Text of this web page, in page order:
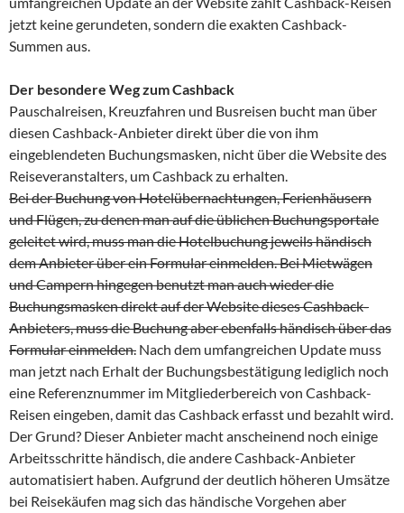
jetzt keine gerundeten, sondern die exakten Cashback-
Summen aus.
Der besondere Weg zum Cashback
Pauschalreisen, Kreuzfahren und Busreisen bucht man über
diesen Cashback-Anbieter direkt über die von ihm
eingeblendeten Buchungsmasken, nicht über die Website des
Reiseveranstalters, um Cashback zu erhalten.
Bei der Buchung von Hotelübernachtungen, Ferienhäusern
und Flügen, zu denen man auf die üblichen Buchungsportale
geleitet wird, muss man die Hotelbuchung jeweils händisch
dem Anbieter über ein Formular einmelden. Bei Mietwägen
und Campern hingegen benutzt man auch wieder die
Buchungsmasken direkt auf der Website dieses Cashback-
Anbieters, muss die Buchung aber ebenfalls händisch über das
Formular einmelden. Nach dem umfangreichen Update muss
man jetzt nach Erhalt der Buchungsbestätigung lediglich noch
eine Referenznummer im Mitgliederbereich von Cashback-
Reisen eingeben, damit das Cashback erfasst und bezahlt wird.
Der Grund? Dieser Anbieter macht anscheinend noch einige
Arbeitsschritte händisch, die andere Cashback-Anbieter
automatisiert haben. Aufgrund der deutlich höheren Umsätze
bei Reisekäufen mag sich das händische Vorgehen aber